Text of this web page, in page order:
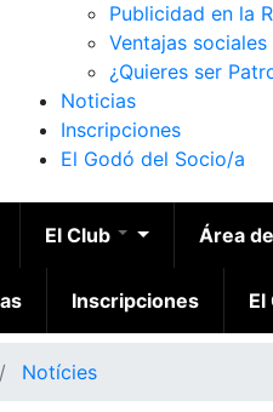
Publicidad en la
Ventajas sociales
¿Quieres ser
Noticias
Inscripciones
El Godó del Socio/a
El Club Área
Inscripciones El
Notícies